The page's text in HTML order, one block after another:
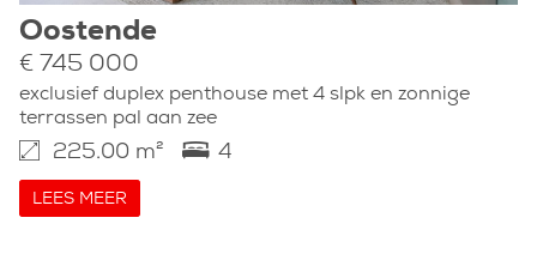
Oostende
€ 745 000
exclusief duplex penthouse met 4 slpk en zonnige
terrassen pal aan zee
225.00 m² 4
LEES MEER